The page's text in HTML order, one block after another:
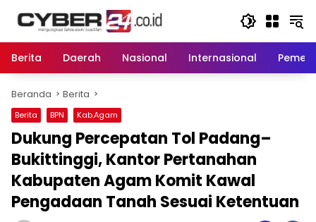
Berita
Daerah Nasional Internasional
Beranda Berita
Berita BPN Kab.Agam
Dukung Percepatan Tol Padang–
Bukittinggi, Kantor Pertanahan
Kabupaten Agam Komit Kawal
Pengadaan Tanah Sesuai Ketentuan